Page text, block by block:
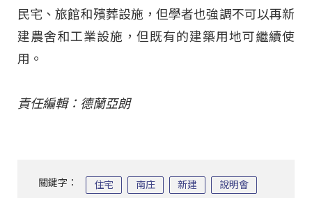
民宅、旅館和殯葬設施，但學者也強調不可以再新
建農舍和工業設施，但既有的建築用地可繼續使
用。
責任編輯：德蘭亞朗
關鍵字： 住宅 南庄 新建 說明會